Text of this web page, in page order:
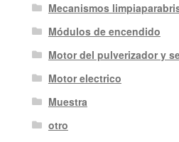
Mecanismos
Módulos de encendido
Motor del pulverizador y
Motor electrico
Muestra
otro